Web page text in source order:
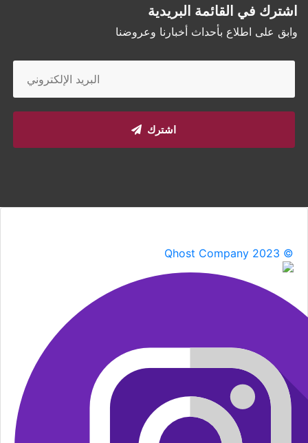
اشترك في القائمة البريدية
وابق على اطلاع بأحداث أخبارنا وعروضنا
اشترك
Qhost Company 2023 ©